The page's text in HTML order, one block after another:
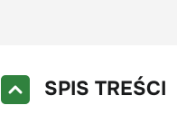
SPIS TREŚCI